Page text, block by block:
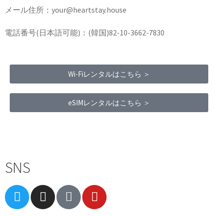
メール住所：your@heartstay.house
電話番号(日本語可能)：(韓国)82-10-3662-7830
Wi-Fiレンタルはこちら ＞
eSIMレンタルはこちら ＞
SNS